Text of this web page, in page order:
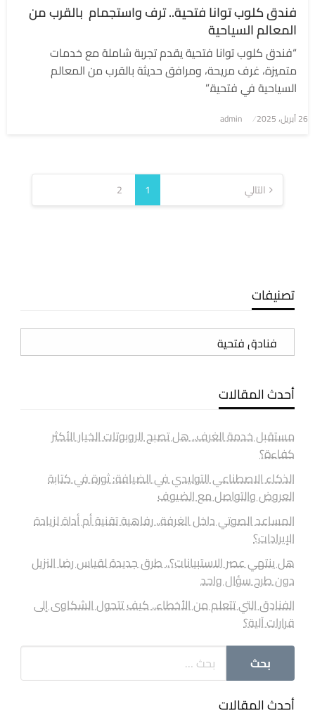
فندق كلوب توانا فتحية.. ترف واستجمام بالقرب من
المعالم السياحية
“فندق كلوب توانا فتحية يقدم تجربة شاملة مع خدمات
متميزة، غرف مريحة، ومرافق حديثة بالقرب من المعالم
السياحية في فتحية.”
نُشر
26 أبريل، 2025 admin
تعدد
صفحات
المقالات
1
2 التالي
تصنيفات
تصنيفات
أحدث المقالات
مستقبل خدمة الغرف.. هل تصبح الروبوتات الخيار الأكثر
كفاءة؟
الذكاء الاصطناعي التوليدي في الضيافة: ثورة في كتابة
العروض والتواصل مع الضيوف
المساعد الصوتي داخل الغرفة.. رفاهية تقنية أم أداة لزيادة
الإيرادات؟
هل ينتهي عصر الاستبيانات؟.. طرق جديدة لقياس رضا النزيل
دون طرح سؤال واحد
الفنادق التي تتعلم من الأخطاء.. كيف تتحول الشكاوى إلى
قرارات آلية؟
أحدث المقالات